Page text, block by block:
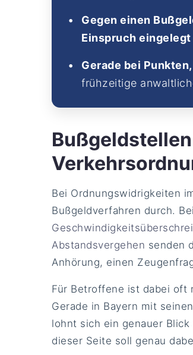
Gegen einen
Einspruch eingelegt
Gerade bei
frühzeitige
Bei Ordnungswidrigkeiten
Bußgeldverfahren durch.
Abstandsvergehen senden
Anhörung, einen
Für Betroffene ist dabei oft
Gerade in Bayern mit
lohnt sich ein genauer
dieser Seite soll genau